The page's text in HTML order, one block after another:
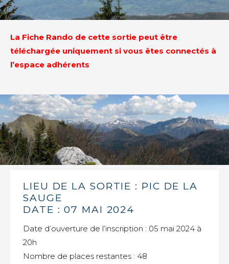
La Fiche Rando de cette sortie peut être
téléchargée uniquement si vous êtes connectés à
l’espace adhérents
LIEU DE LA SORTIE : PIC DE LA
SAUGE
DATE : 07 MAI 2024
Date d’ouverture de l’inscription : 05 mai 2024 à
20h
Nombre de places restantes : 48